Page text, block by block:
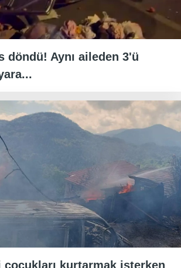
döndü! Aynı aileden 3'ü
çocukları kurtarmak isterken